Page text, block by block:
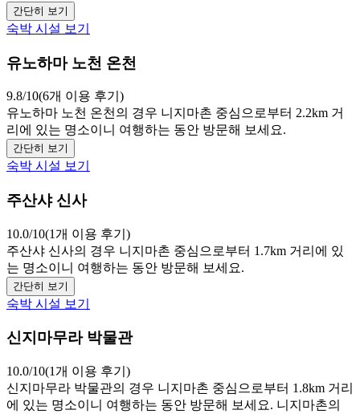
간단히 보기
숙박 시설 보기
유노하마 노천 온천
9.8/10(6개 이용 후기)
유노하마 노천 온천의 경우 니지마촌 중심으로부터 2.2km 거
리에 있는 명소이니 여행하는 동안 방문해 보세요.
간단히 보기
숙박 시설 보기
주산샤 신사
10.0/10(1개 이용 후기)
주산샤 신사의 경우 니지마촌 중심으로부터 1.7km 거리에 있
는 명소이니 여행하는 동안 방문해 보세요.
간단히 보기
숙박 시설 보기
신지마무라 박물관
10.0/10(1개 이용 후기)
신지마무라 박물관의 경우 니지마촌 중심으로부터 1.8km 거리
에 있는 명소이니 여행하는 동안 방문해 보세요. 니지마촌의